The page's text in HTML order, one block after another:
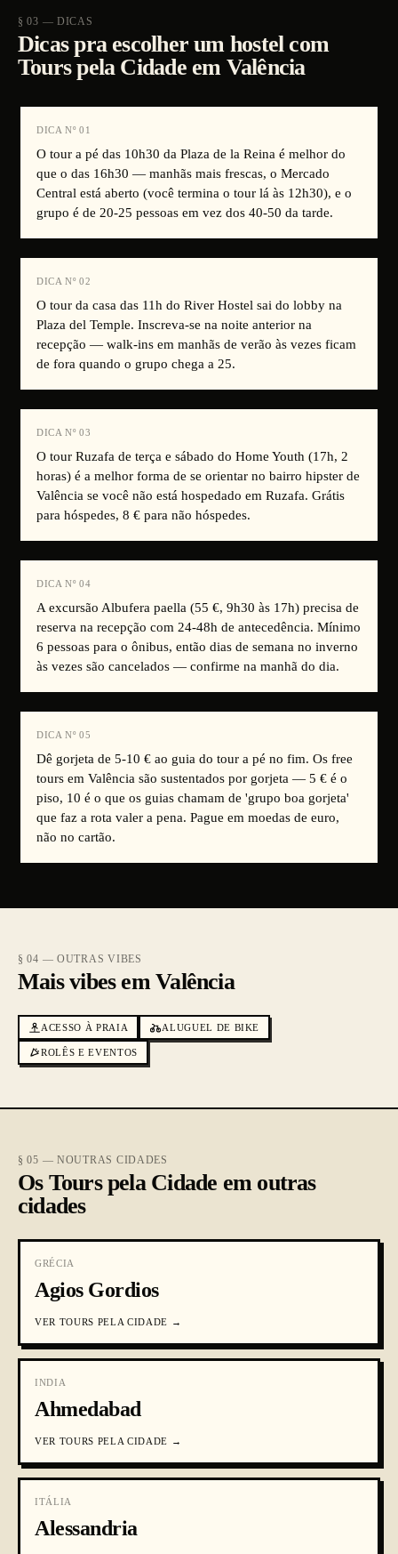
§ 03 — DICAS
Dicas pra escolher um hostel com
Tours pela Cidade em Valência
DICA Nº 01
O tour a pé das 10h30 da Plaza de la Reina é melhor do
que o das 16h30 — manhãs mais frescas, o Mercado
Central está aberto (você termina o tour lá às 12h30), e o
grupo é de 20-25 pessoas em vez dos 40-50 da tarde.
DICA Nº 02
O tour da casa das 11h do River Hostel sai do lobby na
Plaza del Temple. Inscreva-se na noite anterior na
recepção — walk-ins em manhãs de verão às vezes ficam
de fora quando o grupo chega a 25.
DICA Nº 03
O tour Ruzafa de terça e sábado do Home Youth (17h, 2
horas) é a melhor forma de se orientar no bairro hipster de
Valência se você não está hospedado em Ruzafa. Grátis
para hóspedes, 8 € para não hóspedes.
DICA Nº 04
A excursão Albufera paella (55 €, 9h30 às 17h) precisa de
reserva na recepção com 24-48h de antecedência. Mínimo
6 pessoas para o ônibus, então dias de semana no inverno
às vezes são cancelados — confirme na manhã do dia.
DICA Nº 05
Dê gorjeta de 5-10 € ao guia do tour a pé no fim. Os free
tours em Valência são sustentados por gorjeta — 5 € é o
piso, 10 é o que os guias chamam de 'grupo boa gorjeta'
que faz a rota valer a pena. Pague em moedas de euro,
não no cartão.
§ 04 — OUTRAS VIBES
Mais vibes em Valência
ACESSO À PRAIA ALUGUEL DE BIKE
ROLÊS E EVENTOS
§ 05 — NOUTRAS CIDADES
Os Tours pela Cidade em outras
cidades
GRÉCIA
Agios Gordios
VER TOURS PELA CIDADE →
INDIA
Ahmedabad
VER TOURS PELA CIDADE →
ITÁLIA
Alessandria